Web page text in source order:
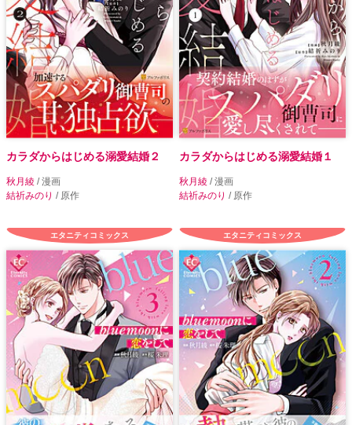
カラダからはじめる溺愛結婚２
秋月綾 / 漫画
結祈みのり / 原作
カラダからはじめる溺愛結婚１
秋月綾 / 漫画
結祈みのり / 原作
エタニティコミックス エタニティコミックス